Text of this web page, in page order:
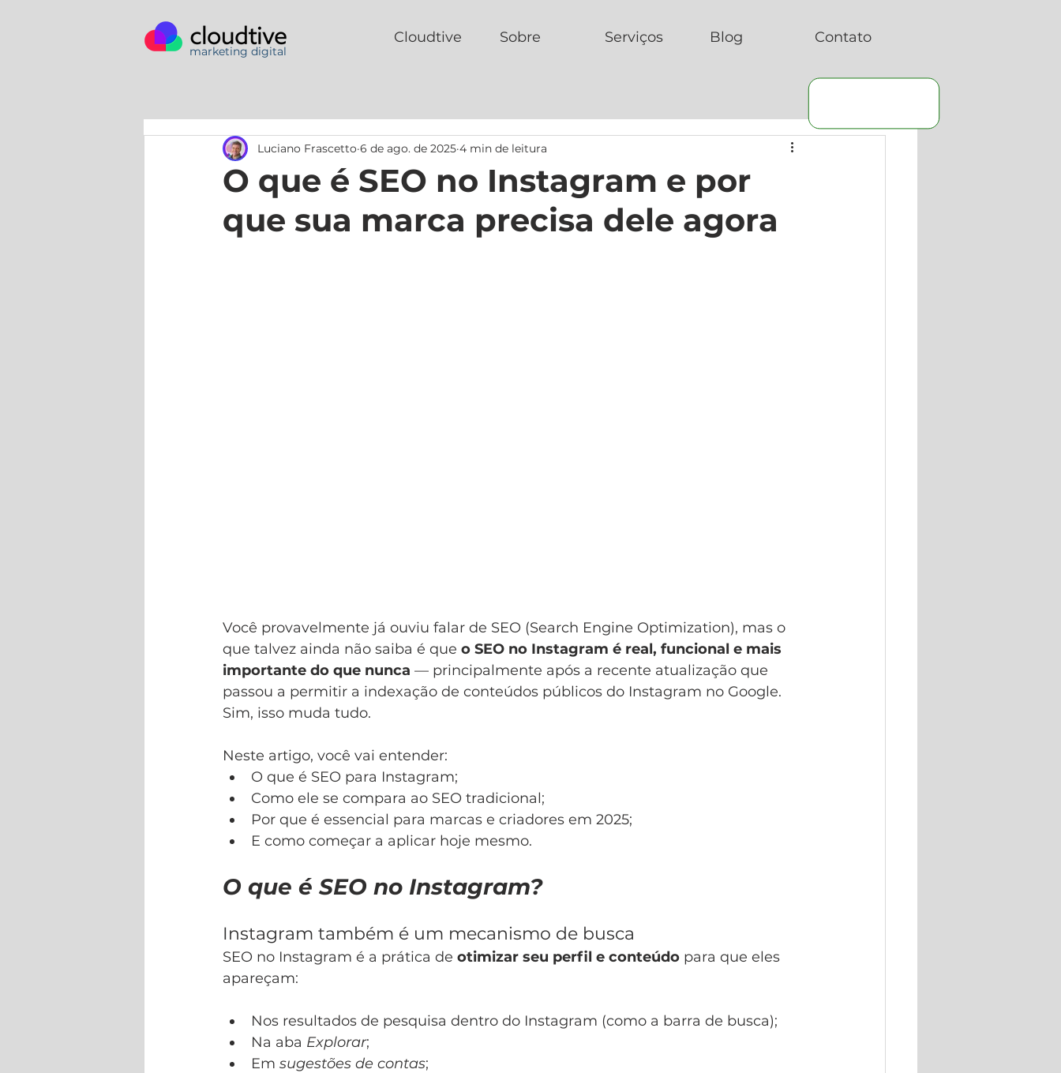
marketing digital
Cloudtive Sobre Serviços Blog Contato
O que é SEO no Instagram e por
que sua marca precisa dele agora
Luciano Frascetto 6 de ago. de 2025 4 min de leitura
Você provavelmente já ouviu falar de SEO (Search Engine Optimization), mas o
que talvez ainda não saiba é que o SEO no Instagram é real, funcional e mais
importante do que nunca — principalmente após a recente atualização que
passou a permitir a indexação de conteúdos públicos do Instagram no Google.
Sim, isso muda tudo.
Neste artigo, você vai entender:
O que é SEO para Instagram;
Como ele se compara ao SEO tradicional;
Por que é essencial para marcas e criadores em 2025;
E como começar a aplicar hoje mesmo.
O que é SEO no Instagram?
Instagram também é um mecanismo de busca
SEO no Instagram é a prática de otimizar seu perfil e conteúdo para que eles
apareçam:
Nos resultados de pesquisa dentro do Instagram (como a barra de busca);
Na aba Explorar;
Em sugestões de contas;